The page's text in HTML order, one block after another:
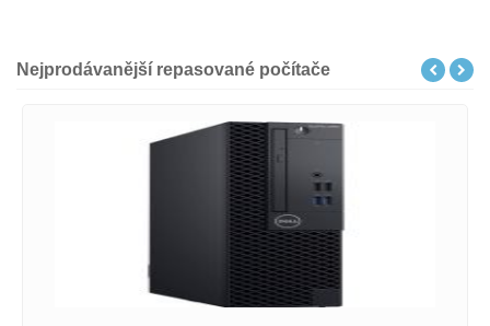
Nejprodávanější repasované počítače